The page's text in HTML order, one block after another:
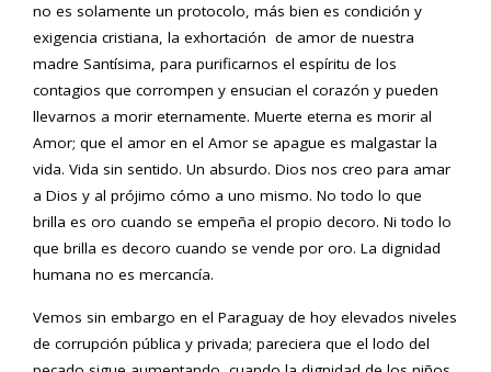
no es solamente un protocolo, más bien es condición y
exigencia cristiana, la exhortación de amor de nuestra
madre Santísima, para purificarnos el espíritu de los
contagios que corrompen y ensucian el corazón y pueden
llevarnos a morir eternamente. Muerte eterna es morir al
Amor; que el amor en el Amor se apague es malgastar la
vida. Vida sin sentido. Un absurdo. Dios nos creo para amar
a Dios y al prójimo cómo a uno mismo. No todo lo que
brilla es oro cuando se empeña el propio decoro. Ni todo lo
que brilla es decoro cuando se vende por oro. La dignidad
humana no es mercancía.
Vemos sin embargo en el Paraguay de hoy elevados niveles
de corrupción pública y privada; pareciera que el lodo del